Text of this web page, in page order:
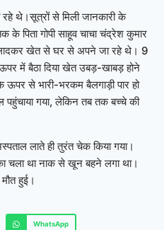
रहे थे।सूत्रों से मिली जानकारी के
पिता गोपी साहूव चाचा चंद्रेश कुमार
लादकर खेत से घर से अपने जा रहे थे। 9
ऊपर में बैठा दिया खेत उबड़-खाबड़ होने
से भारी-भरकम बैलगाड़ी पार हो
गया, लेकिन तब तक बच्चे की
लाते ही तुरंत चेक किया गया।
चला था नाक से खून बहने लगा था।
हुई।
WhatsApp